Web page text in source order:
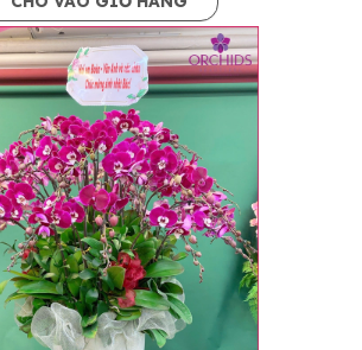
công nên có thể sẽ
vào thời điểm hoa nở
khoảng 80-90%,
thông báo và tư vấn
được với người